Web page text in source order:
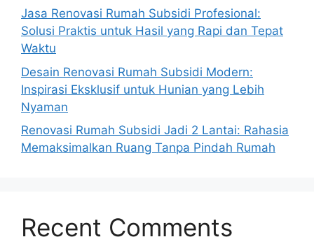
Jasa Renovasi Rumah Subsidi Profesional:
Solusi Praktis untuk Hasil yang Rapi dan Tepat
Waktu
Desain Renovasi Rumah Subsidi Modern:
Inspirasi Eksklusif untuk Hunian yang Lebih
Nyaman
Renovasi Rumah Subsidi Jadi 2 Lantai: Rahasia
Memaksimalkan Ruang Tanpa Pindah Rumah
Recent Comments